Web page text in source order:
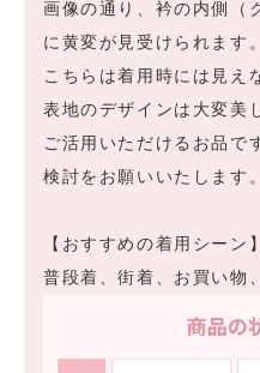
画像の通り、衿の内側（
に黄変が見受けられます。
こちらは着用時には見え
表地のデザインは大変美
ご活用いただけるお品で
検討をお願いいたします。
【おすすめの着用シーン】
普段着、街着、お買い物